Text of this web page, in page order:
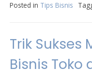
Posted in Tips Bisnis
Trik Sukses
Bisnis Toko